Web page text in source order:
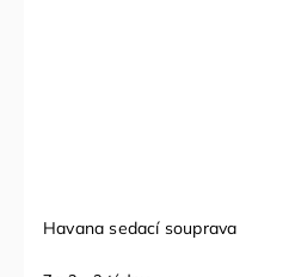
20 510 Kč